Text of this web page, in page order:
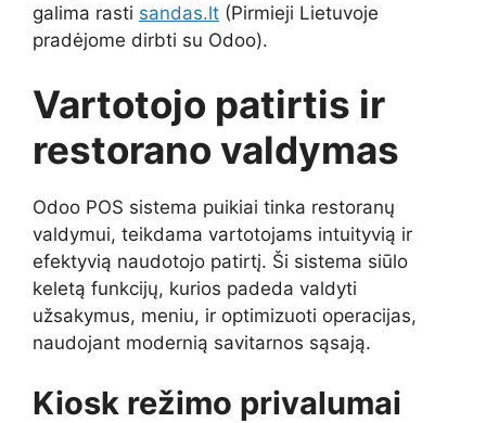
galima rasti sandas.lt (Pirmieji Lietuvoje
pradėjome dirbti su Odoo).
Vartotojo patirtis ir
restorano valdymas
Odoo POS sistema puikiai tinka restoranų
valdymui, teikdama vartotojams intuityvią ir
efektyvią naudotojo patirtį. Ši sistema siūlo
keletą funkcijų, kurios padeda valdyti
užsakymus, meniu, ir optimizuoti operacijas,
naudojant modernią savitarnos sąsają.
Kiosk režimo privalumai